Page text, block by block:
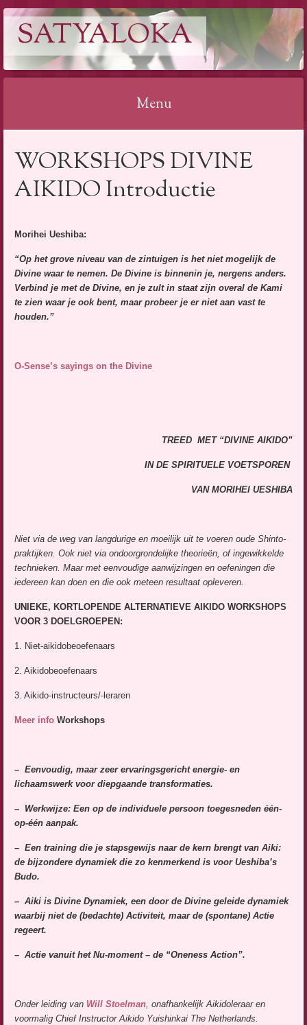
SATYALOKA
Menu
naar
WORKSHOPS DIVINE
AIKIDO Introductie
Morihei Ueshiba:
“Op het grove niveau van de zintuigen is het niet mogelijk de
Divine waar te nemen. De Divine is binnenin je, nergens anders.
Verbind je met de Divine, en je zult in staat zijn overal de Kami
te zien waar je ook bent, maar probeer je er niet aan vast te
houden.”
O-Sense’s sayings on the Divine
TREED MET “DIVINE AIKIDO”
IN DE SPIRITUELE VOETSPOREN
VAN MORIHEI UESHIBA
Niet via de weg van langdurige en moeilijk uit te voeren oude Shinto-
praktijken. Ook niet via ondoorgrondelijke theorieën, of ingewikkelde
technieken. Maar met eenvoudige aanwijzingen en oefeningen die
iedereen kan doen en die ook meteen resultaat opleveren.
UNIEKE, KORTLOPENDE ALTERNATIEVE AIKIDO WORKSHOPS
VOOR 3 DOELGROEPEN:
1. Niet-aikidobeoefenaars
2. Aikidobeoefenaars
3. Aikido-instructeurs/-leraren
Meer info Workshops
– Eenvoudig, maar zeer ervaringsgericht energie- en
lichaamswerk voor diepgaande transformaties.
– Werkwijze: Een op de individuele persoon toegesneden één-
op-één aanpak.
– Een training die je stapsgewijs naar de kern brengt van Aiki:
de bijzondere dynamiek die zo kenmerkend is voor Ueshiba’s
Budo.
– Aiki isDivine Dynamiek, een door de Divine geleide dynamiek
waarbij niet de (bedachte) Activiteit, maar de (spontane) Actie
regeert.
– Actie vanuit het Nu-moment – de “Oneness Action”.
Onder leiding van Will Stoelman, onafhankelijk Aikidoleraar en
voormalig Chief Instructor Aikido Yuishinkai The Netherlands.